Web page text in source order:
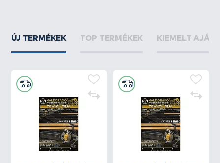
ÚJ TERMÉKEK TOP TERMÉKEK KIEMELT